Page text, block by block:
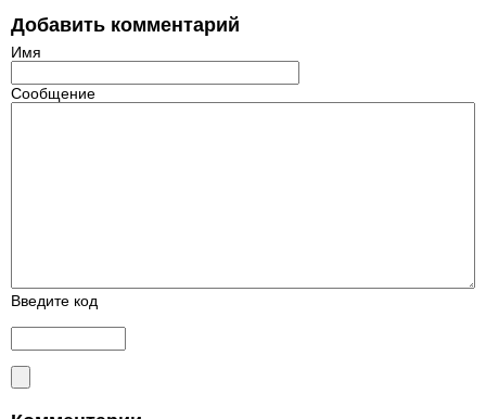
Добавить комментарий
Имя
Сообщение
Введите код